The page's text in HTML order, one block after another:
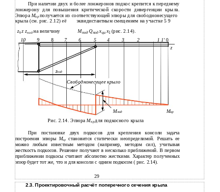
При наличии двух и более лонжеронов подкос крепится к переднему
лонжерону для повышения критической скорости дивергенции крыла.
ЭпюраМкрполучается из соответствующей эпюры для свободнонесущего
крыла (см. рис. 2.12) её эквидистантным смещением на участке 5 9
z9z zподна величину Mпод Qподxци х1(рис. 2.14).
10 9 8 7 6 5 4 3 2 1 1' 0
z
zпод
Свободнонесущее крыло
Мпод Мкр
Рис. 2.14. ЭпюраМкрдля подкосного крыла
При постановке двух подкосов для крепления консоли задача
построения эпюрыМкрстановится статически неопределимой. Решать ее
можно любым известным методом (например, методом сил), учитывая
жесткость подкосов. Решение получают в несколько приближений. В первом
приближении подкосы считают абсолютно жесткими. Характер полученных
эпюр будет тот же, что и для консоли с одним подкосом ( рис. 2.14).
29
2.3. Проектировочный расчёт поперечного сечения крыла